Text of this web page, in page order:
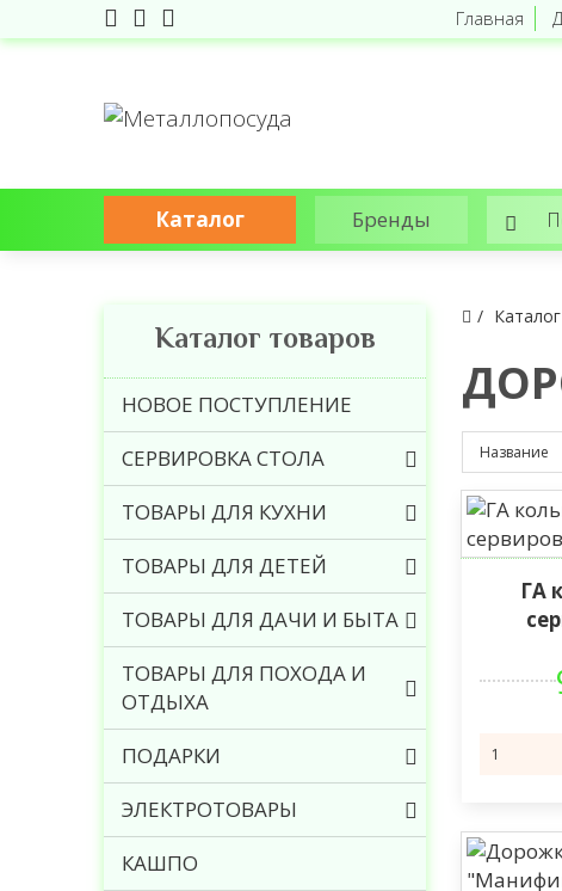
Главная
Каталог Бренды
Каталог товаров
НОВОЕ ПОСТУПЛЕНИЕ
СЕРВИРОВКА СТОЛА
ТОВАРЫ ДЛЯ КУХНИ
ТОВАРЫ ДЛЯ ДЕТЕЙ
ТОВАРЫ ДЛЯ ДАЧИ И БЫТА
ТОВАРЫ ДЛЯ ПОХОДА И
ОТДЫХА
ПОДАРКИ
ЭЛЕКТРОТОВАРЫ
КАШПО
Каталог
ГА